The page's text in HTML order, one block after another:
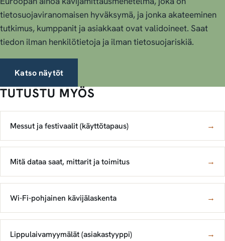
tietosuojaviranomaisen hyväksymä, ja jonka akateeminen
tutkimus, kumppanit ja asiakkaat ovat validoineet. Saat
tiedon ilman henkilötietoja ja ilman tietosuojariskiä.
Katso näytöt
TUTUSTU MYÖS
Messut ja festivaalit (käyttötapaus) →
Mitä dataa saat, mittarit ja toimitus →
Wi-Fi-pohjainen kävijälaskenta →
Lippulaivamyymälät (asiakastyyppi) →